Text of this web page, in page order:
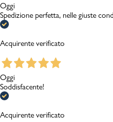
Oggi
Spedizione perfetta, nelle giuste
Acquirente verificato
Oggi
Soddisfacente!
Acquirente verificato